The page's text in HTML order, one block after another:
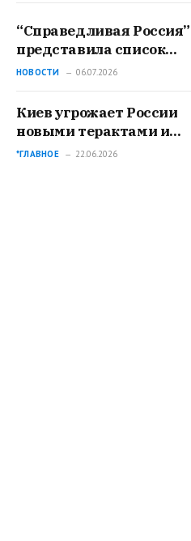
“Справедливая Россия”
представила список
кандидатов на выборы в
НОВОСТИ 06.07.2026
Киев угрожает России
новыми терактами и
диверсиями
*ГЛАВНОЕ 22.06.2026